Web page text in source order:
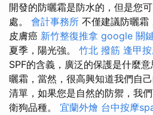
開發的防曬霜是防水的，但是您
處。 會計事務所 不僅建議防曬霜
皮膚癌 新竹整復推拿 google 關
夏季，陽光強。 竹北 撥筋 逢甲
SPF的含義，廣泛的保護是什麼
曬霜，當然，很高興知道我們自
清單，如果您是自然的防禦，我
衛狗品種。 宜蘭外燴 台中按摩